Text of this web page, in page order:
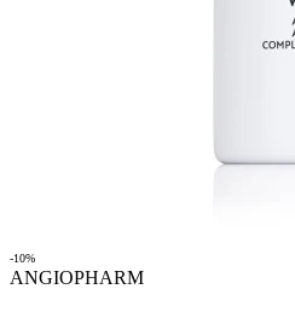
-10%
ANGIOPHARM